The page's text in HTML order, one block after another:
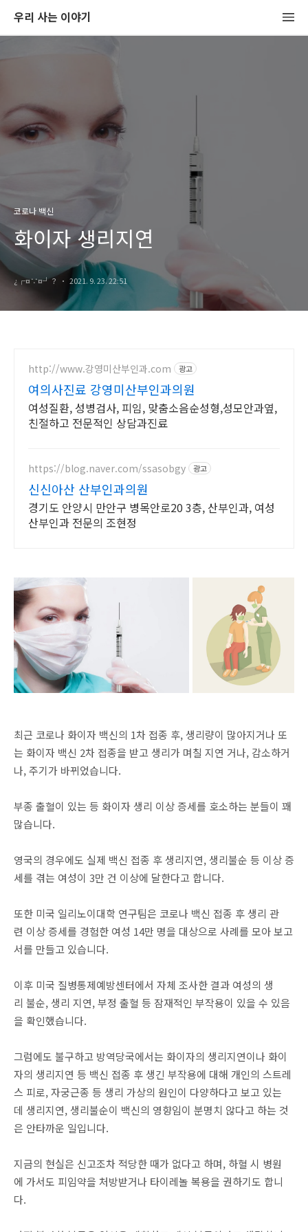
우리 사는 이야기
코로나 백신
화이자 생리지연
¿┌¤∵¤┘？ 2021. 9. 23. 22:51
http://www.강영미산부인과.com 광고
여의사진료 강영미산부인과의원
여성질환, 성병검사, 피임, 맞춤소음순성형,성모안과옆,
친절하고 전문적인 상담과진료
https://blog.naver.com/ssasobgy 광고
신신아산 산부인과의원
경기도 안양시 만안구 병목안로20 3층, 산부인과, 여성
산부인과 전문의 조현정
최근 코로나 화이자 백신의 1차 접종 후, 생리량이 많아지거나 또
는 화이자 백신 2차 접종을 받고 생리가 며칠 지연 거나, 감소하거
나, 주기가 바뀌었습니다.
부종 출혈이 있는 등 화이자 생리 이상 증세를 호소하는 분들이 꽤
많습니다.
영국의 경우에도 실제 백신 접종 후 생리지연, 생리불순 등 이상 증
세를 겪는 여성이 3만 건 이상에 달한다고 합니다.
또한 미국 일리노이대학 연구팀은 코로나 백신 접종 후 생리 관
련 이상 증세를 경험한 여성 14만 명을 대상으로 사례를 모아 보고
서를 만들고 있습니다.
이후 미국 질병통제예방센터에서 자체 조사한 결과 여성의 생
리 불순, 생리 지연, 부정 출혈 등 잠재적인 부작용이 있을 수 있음
을 확인했습니다.
그럼에도 불구하고 방역당국에서는 화이자의 생리지연이나 화이
자의 생리지연 등 백신 접종 후 생긴 부작용에 대해 개인의 스트레
스 피로, 자궁근종 등 생리 가상의 원인이 다양하다고 보고 있는
데 생리지연, 생리불순이 백신의 영향임이 분명치 않다고 하는 것
은 안타까운 일입니다.
지금의 현실은 신고조차 적당한 때가 없다고 하며, 하혈 시 병원
에 가서도 피임약을 처방받거나 타이레놀 복용을 권하기도 합니
다.